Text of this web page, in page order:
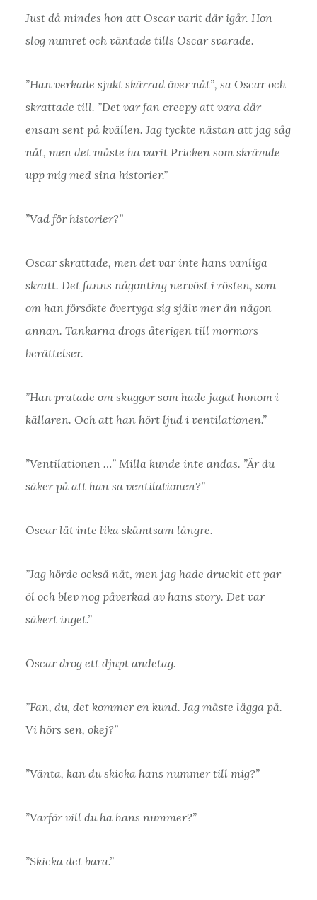
Just då mindes hon att Oscar varit där igår. Hon
slog numret och väntade tills Oscar svarade.
”Han verkade sjukt skärrad över nåt”, sa Oscar och
skrattade till. ”Det var fan creepy att vara där
ensam sent på kvällen. Jag tyckte nästan att jag såg
nåt, men det måste ha varit Pricken som skrämde
upp mig med sina historier.”
”Vad för historier?”
Oscar skrattade, men det var inte hans vanliga
skratt. Det fanns någonting nervöst i rösten, som
om han försökte övertyga sig själv mer än någon
annan. Tankarna drogs återigen till mormors
berättelser.
”Han pratade om skuggor som hade jagat honom i
källaren. Och att han hört ljud i ventilationen.”
”Ventilationen …” Milla kunde inte andas. ”Är du
säker på att han sa ventilationen?”
Oscar lät inte lika skämtsam längre.
”Jag hörde också nåt, men jag hade druckit ett par
öl och blev nog påverkad av hans story. Det var
säkert inget.”
Oscar drog ett djupt andetag.
”Fan, du, det kommer en kund. Jag måste lägga på.
Vi hörs sen, okej?”
”Vänta, kan du skicka hans nummer till mig?”
”Varför vill du ha hans nummer?”
”Skicka det bara.”